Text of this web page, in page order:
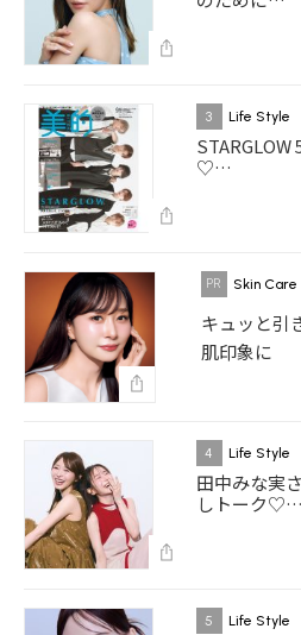
3 Life Style
♡…
Skin Care
キュッと引
肌印象に
4 Life Style
田中みな実
しトーク♡…
5 Life Style